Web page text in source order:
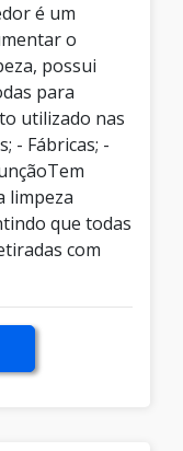
é um
o
possui
para
utilizado nas
- Fábricas; -
limpeza
que todas
com